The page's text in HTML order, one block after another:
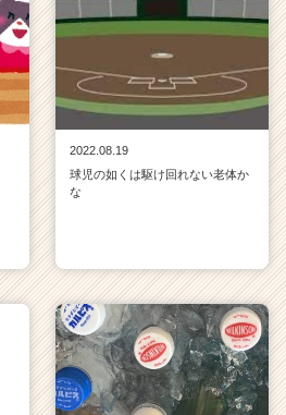
2022.08.19
球児の如くは駆け回れない老体か
な